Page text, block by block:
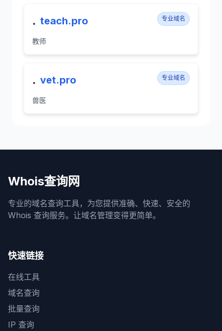
. teach.pro 专业域名
教师
. vet.pro 专业域名
兽医
Whois查询网
专业的域名查询工具，为您提供准确、快速、安全的
Whois 查询服务。让域名管理变得更简单。
快速链接
在线工具
域名查询
批量查询
IP 查询